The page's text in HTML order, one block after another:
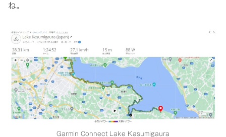
ね。
Garmin Connect Lake Kasumigaura